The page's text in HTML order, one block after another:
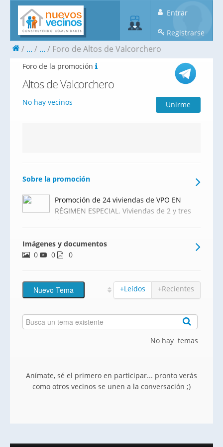
Entrar
Registrarse
... ... Foro de Altos de Valcorchero
Foro de la promoción
Altos de Valcorchero
No hay vecinos Unirme
Sobre la promoción
Promoción de 24 viviendas de VPO EN
RÉGIMEN ESPECIAL. Viviendas de 2 y tres
dormitorios, con Plaza de garaje y Trastero
norte de Plasencia, en la C/ Batuecas, 3 de
los “Altos de Valcorchero”.No lo dudes
Imágenes y documentos
0
0 0
+Leídos +Recientes
No hay temas
Anímate, sé el primero en participar... pronto verás
como otros vecinos se unen a la conversación ;)